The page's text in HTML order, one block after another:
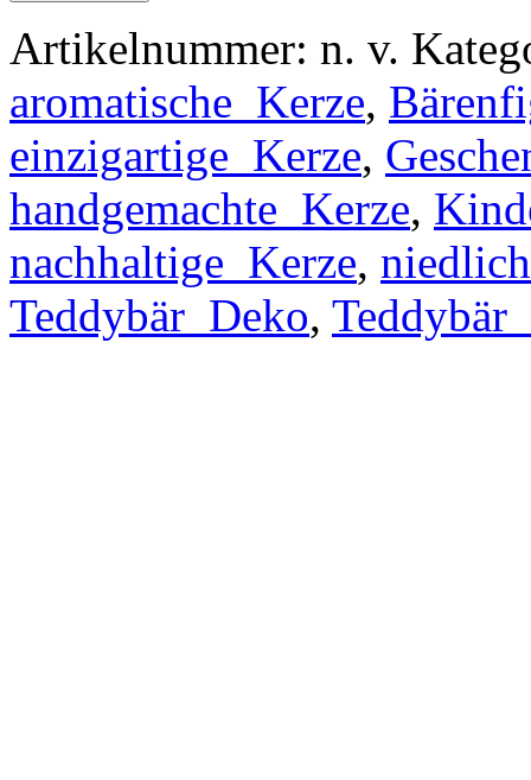
Artikelnummer: n. v.
aromatische_Kerze,
einzigartige_Kerze,
handgemachte_Kerze,
nachhaltige_Kerze,
Teddybär_Deko,